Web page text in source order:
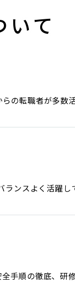
いて
の転職者が多数
ンスよく活躍
手順の徹底、研